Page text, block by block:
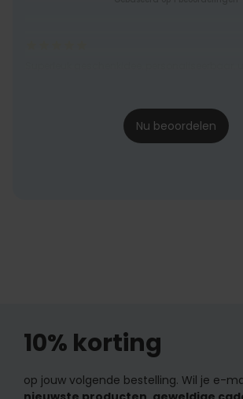
Nu beoordelen
10% korting
op jouw volgende bestelling. Wil je e-